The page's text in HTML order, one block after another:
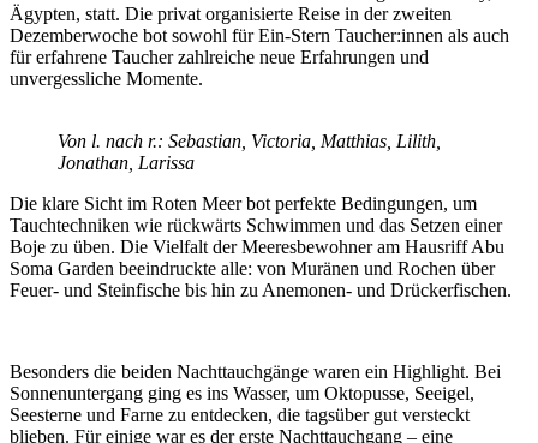
Ägypten, statt. Die privat organisierte Reise in der zweiten
Dezemberwoche bot sowohl für Ein-Stern Taucher:innen als auch
für erfahrene Taucher zahlreiche neue Erfahrungen und
unvergessliche Momente.
Von l. nach r.: Sebastian, Victoria, Matthias, Lilith,
Jonathan, Larissa
Die klare Sicht im Roten Meer bot perfekte Bedingungen, um
Tauchtechniken wie rückwärts Schwimmen und das Setzen einer
Boje zu üben. Die Vielfalt der Meeresbewohner am Hausriff Abu
Soma Garden beeindruckte alle: von Muränen und Rochen über
Feuer- und Steinfische bis hin zu Anemonen- und Drückerfischen.
Besonders die beiden Nachttauchgänge waren ein Highlight. Bei
Sonnenuntergang ging es ins Wasser, um Oktopusse, Seeigel,
Seesterne und Farne zu entdecken, die tagsüber gut versteckt
blieben. Für einige war es der erste Nachttauchgang – eine